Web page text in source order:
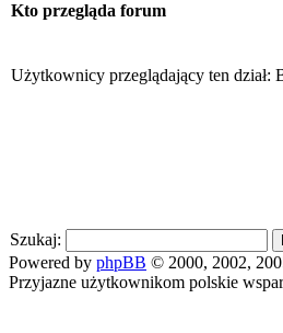
Kto przegląda forum
Użytkownicy przeglądający ten
Szukaj:
Powered by phpBB © 2000, 2002,
Przyjazne użytkownikom polskie